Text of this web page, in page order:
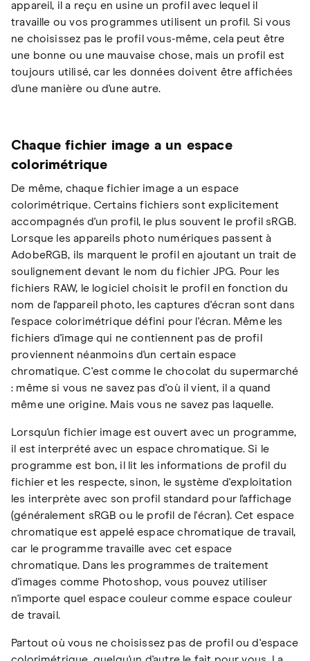
appareil, il a reçu en usine un profil avec lequel il
travaille ou vos programmes utilisent un profil. Si vous
ne choisissez pas le profil vous-même, cela peut être
une bonne ou une mauvaise chose, mais un profil est
toujours utilisé, car les données doivent être affichées
d'une manière ou d'une autre.
Chaque fichier image a un espace
colorimétrique
De même, chaque fichier image a un espace
colorimétrique. Certains fichiers sont explicitement
accompagnés d'un profil, le plus souvent le profil sRGB.
Lorsque les appareils photo numériques passent à
AdobeRGB, ils marquent le profil en ajoutant un trait de
soulignement devant le nom du fichier JPG. Pour les
fichiers RAW, le logiciel choisit le profil en fonction du
nom de l'appareil photo, les captures d'écran sont dans
l'espace colorimétrique défini pour l'écran. Même les
fichiers d'image qui ne contiennent pas de profil
proviennent néanmoins d'un certain espace
chromatique. C'est comme le chocolat du supermarché
: même si vous ne savez pas d'où il vient, il a quand
même une origine. Mais vous ne savez pas laquelle.
Lorsqu'un fichier image est ouvert avec un programme,
il est interprété avec un espace chromatique. Si le
programme est bon, il lit les informations de profil du
fichier et les respecte, sinon, le système d'exploitation
les interprète avec son profil standard pour l'affichage
(généralement sRGB ou le profil de l'écran). Cet espace
chromatique est appelé espace chromatique de travail,
car le programme travaille avec cet espace
chromatique. Dans les programmes de traitement
d'images comme Photoshop, vous pouvez utiliser
n'importe quel espace couleur comme espace couleur
de travail.
Partout où vous ne choisissez pas de profil ou d'espace